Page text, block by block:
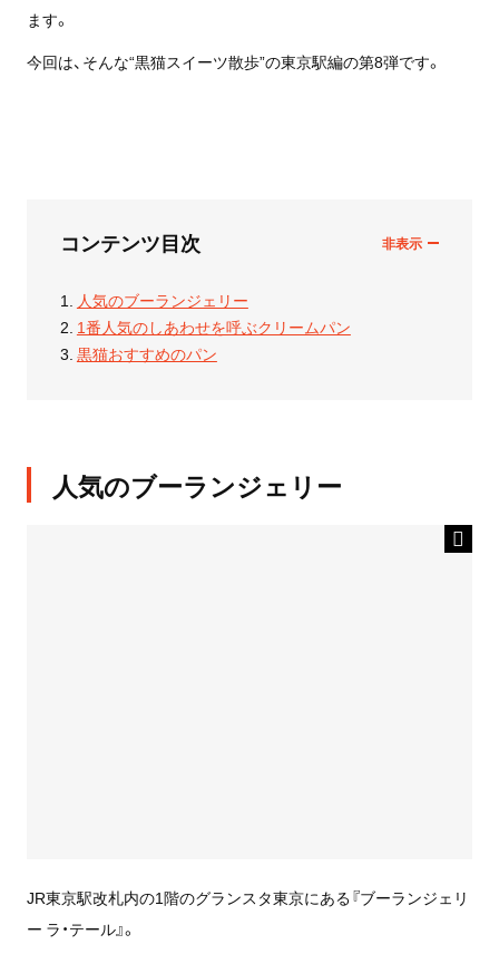
ます。
今回は、そんな“黒猫スイーツ散歩”の東京駅編の第8弾です。
コンテンツ目次
人気のブーランジェリー
1番人気のしあわせを呼ぶクリームパン
黒猫おすすめのパン
人気のブーランジェリー
JR東京駅改札内の1階のグランスタ東京にある『ブーランジェリ
ー ラ・テール』。